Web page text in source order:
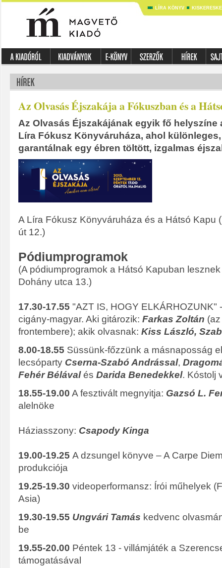
LÍRA KÖNYV
Az Olvasás Éjszakája a Fókuszban és a
Az Olvasás Éjszakájának egyik fő helyszíne
Líra Fókusz Könyváruháza, ahol
garantálnak egy ébren töltött, izgalmas
A Líra Fókusz Könyváruháza és a Hátsó Kapu
út 12.)
Pódiumprogramok
(A pódiumprogramok a Hátsó Kapuban
Dohány utca 13.)
17.30-17.55 "AZT IS, HOGY ELKÁRHOZUNK"
cigány-magyar. Aki gitározik: Farkas Zoltán
frontembere); akik olvasnak: Kiss László,
8.00-18.55 Süssünk-főzzünk a másnaposság
lecsóparty Cserna-Szabó Andrással,
Fehér Bélávalés Darida Benedekkel. Kóstolj
18.55-19.00 A fesztivált megnyitja: Gazsó L.
alelnöke
Háziasszony: Csapody Kinga
19.00-19.25 A dzsungel könyve – A Carpe
produkciója
19.25-19.30 videoperformansz: Írói műhelyek
Asia)
19.30-19.55 Ungvári Tamás kedvenc
be
19.55-20.00 Péntek 13 - villámjáték a
támogatásával